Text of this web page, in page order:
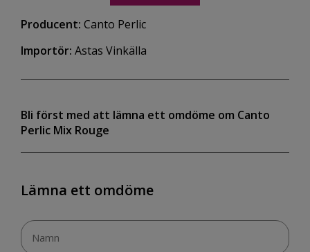
Producent: Canto Perlic
Importör: Astas Vinkälla
Bli först med att lämna ett omdöme om Canto
Perlic Mix Rouge
Lämna ett omdöme